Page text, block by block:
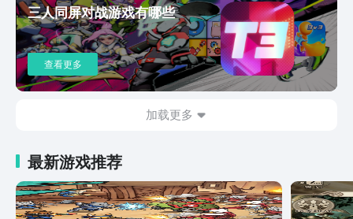
三人同屏对战游戏有哪些
查看更多
加载更多
最新游戏推荐